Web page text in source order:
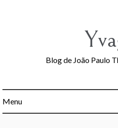
Blog de João Paulo
Menu